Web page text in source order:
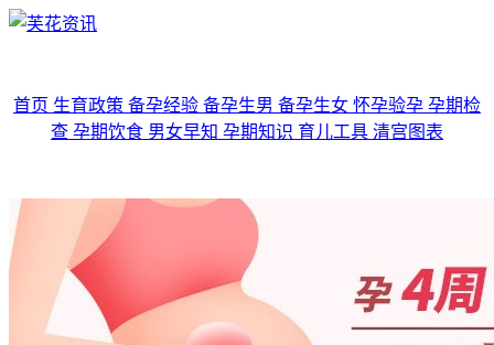
首页 生育政策 备孕经验 备孕生男 备孕生女 怀孕验孕 孕期检
查 孕期饮食 男女早知 孕期知识 育儿工具 清宫图表